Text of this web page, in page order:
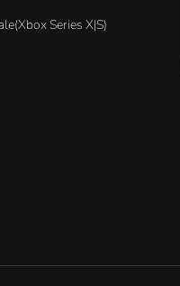
Series X|S)